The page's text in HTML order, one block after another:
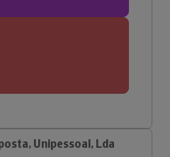
Unipessoal, Lda